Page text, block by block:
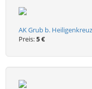
AK Grub b.
Preis:5 €